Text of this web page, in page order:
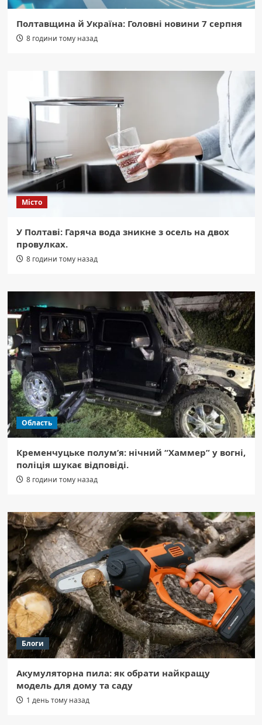
Полтавщина й Україна: Головні новини 7 серпня
8 години тому назад
Місто
У Полтаві: Гаряча вода зникне з осель на двох
провулках.
8 години тому назад
Область
Кременчуцьке полум’я: нічний “Хаммер” у вогні,
поліція шукає відповіді.
8 години тому назад
Блоги
Акумуляторна пила: як обрати найкращу
модель для дому та саду
1 день тому назад